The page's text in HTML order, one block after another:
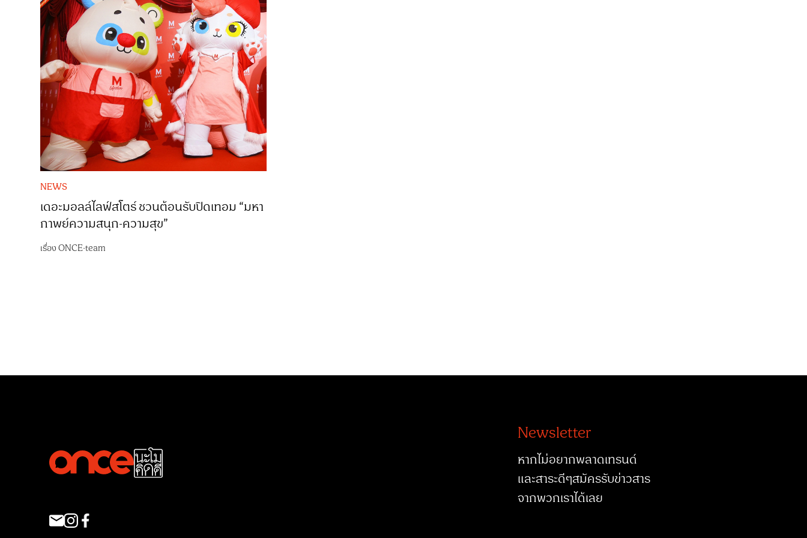
NEWS
เดอะมอลล์ไลฟ์สโตร์ ชวนต้อนรับปิดเทอม “มหา
กาพย์ความสนุก-ความสุข”
เรื่องONCE-team
Newsletter
หากไม่อยากพลาดเทรนด์
และสาระดีๆสมัครรับข่าวสาร
จากพวกเราได้เลย